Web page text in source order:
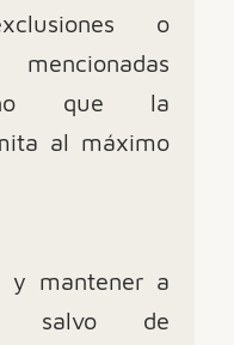
o
que la
al máximo
y mantener a
salvo de